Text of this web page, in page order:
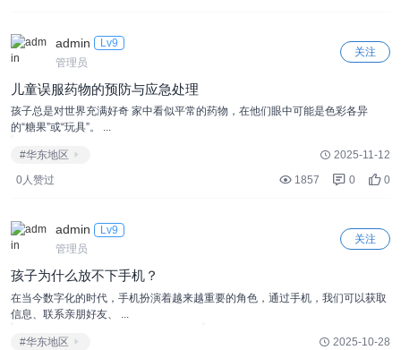
admin
Lv9
管理员
关注
儿童误服药物的预防与应急处理
孩子总是对世界充满好奇 家中看似平常的药物，在他们眼中可能是色彩各异
的“糖果”或“玩具”。 ...
#华东地区
2025-11-12
0人赞过
1857 0 0
admin
Lv9
管理员
关注
孩子为什么放不下手机？
在当今数字化的时代，手机扮演着越来越重要的角色，通过手机，我们可以获取
信息、联系亲朋好友、 ...
#华东地区
2025-10-28